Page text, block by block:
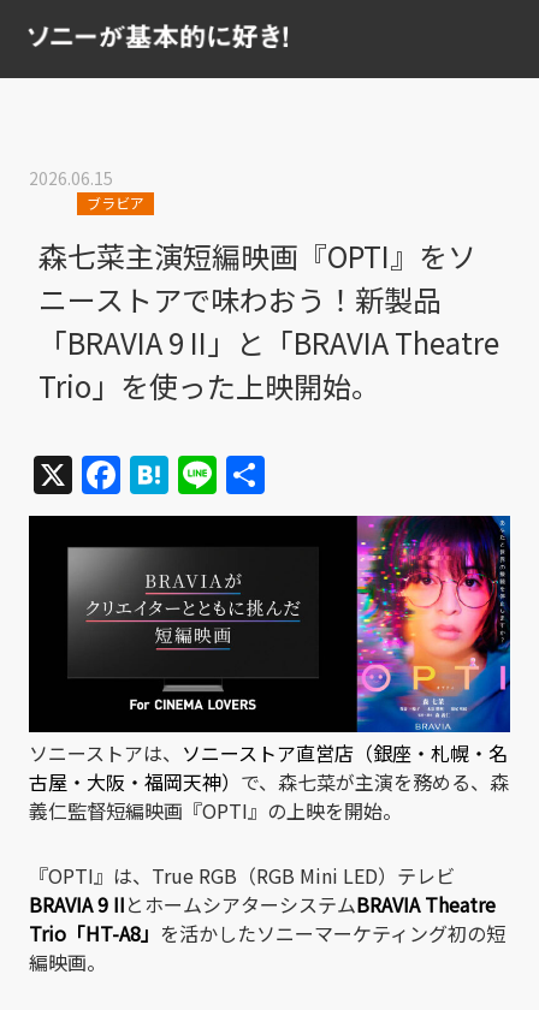
2026.06.15
ブラビア
森七菜主演短編映画『OPTI』をソ
ニーストアで味わおう！新製品
「BRAVIA 9 II」と「BRAVIA Theatre
Trio」を使った上映開始。
X Facebook
Hatena
Line
有
ソニーストアは、 ソニーストア直営店（銀座・札幌・名
古屋・大阪・福岡天神） で、森七菜が主演を務める、森
義仁監督短編映画『OPTI』の上映を開始。
『OPTI』は、True RGB（RGB Mini LED）テレビ
BRAVIA 9 IIとホームシアターシステムBRAVIA Theatre
Trio「HT-A8」 を活かしたソニーマーケティング初の短
編映画。